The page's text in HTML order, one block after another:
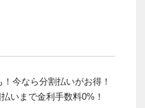
今なら分割払いがお得！
いまで金利手数料0%！